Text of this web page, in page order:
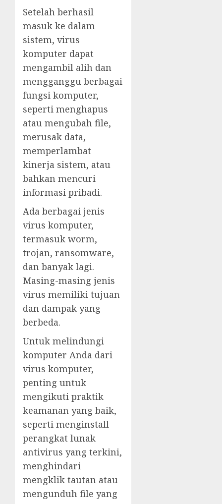
Setelah berhasil
masuk ke dalam
sistem, virus
komputer dapat
mengambil alih dan
mengganggu berbagai
fungsi komputer,
seperti menghapus
atau mengubah file,
merusak data,
memperlambat
kinerja sistem, atau
bahkan mencuri
informasi pribadi.
Ada berbagai jenis
virus komputer,
termasuk worm,
trojan, ransomware,
dan banyak lagi.
Masing-masing jenis
virus memiliki tujuan
dan dampak yang
berbeda.
Untuk melindungi
komputer Anda dari
virus komputer,
penting untuk
mengikuti praktik
keamanan yang baik,
seperti menginstall
perangkat lunak
antivirus yang terkini,
menghindari
mengklik tautan atau
mengunduh file yang